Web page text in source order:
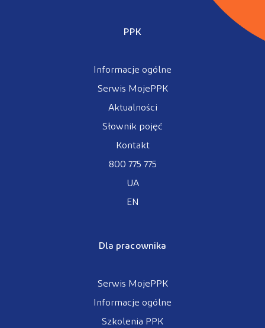
PPK
Informacje ogólne
Serwis MojePPK
Aktualności
Słownik pojęć
Kontakt
800 775 775
UA
EN
Dla pracownika
Serwis MojePPK
Informacje ogólne
Szkolenia PPK